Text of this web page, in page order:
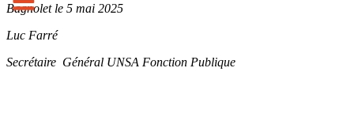
Bagnolet le 5 mai 2025
Luc Farré
Secrétaire Général UNSA Fonction Publique